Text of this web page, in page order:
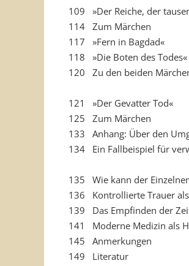
109 »Der Reiche, der
114 Zum Märchen
117 »Fern in Bagdad«
118 »Die Boten des Todes«
120 Zu den beiden
121 »Der Gevatter Tod«
125 Zum Märchen
133 Anhang: Über den
134 Ein Fallbeispiel für
135 Wie kann der
136 Kontrollierte Trauer
139 Das Empfinden der
141 Moderne Medizin als
145 Anmerkungen
149 Literatur